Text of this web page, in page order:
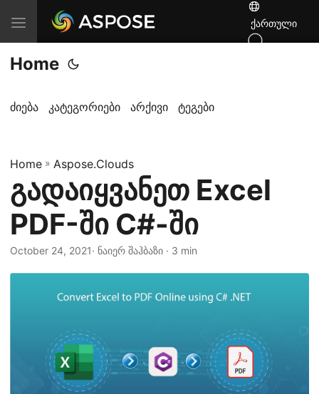
T
o
g
l
a
v
i
g
a
ქართული
Home
ძიება კატეგორიები არქივი ტეგები
Home » Aspose.Clouds
გადაიყვანეთ Excel
PDF-ში C#-ში
October 24, 2021· ნაიერ შაჰბაზი · 3 min